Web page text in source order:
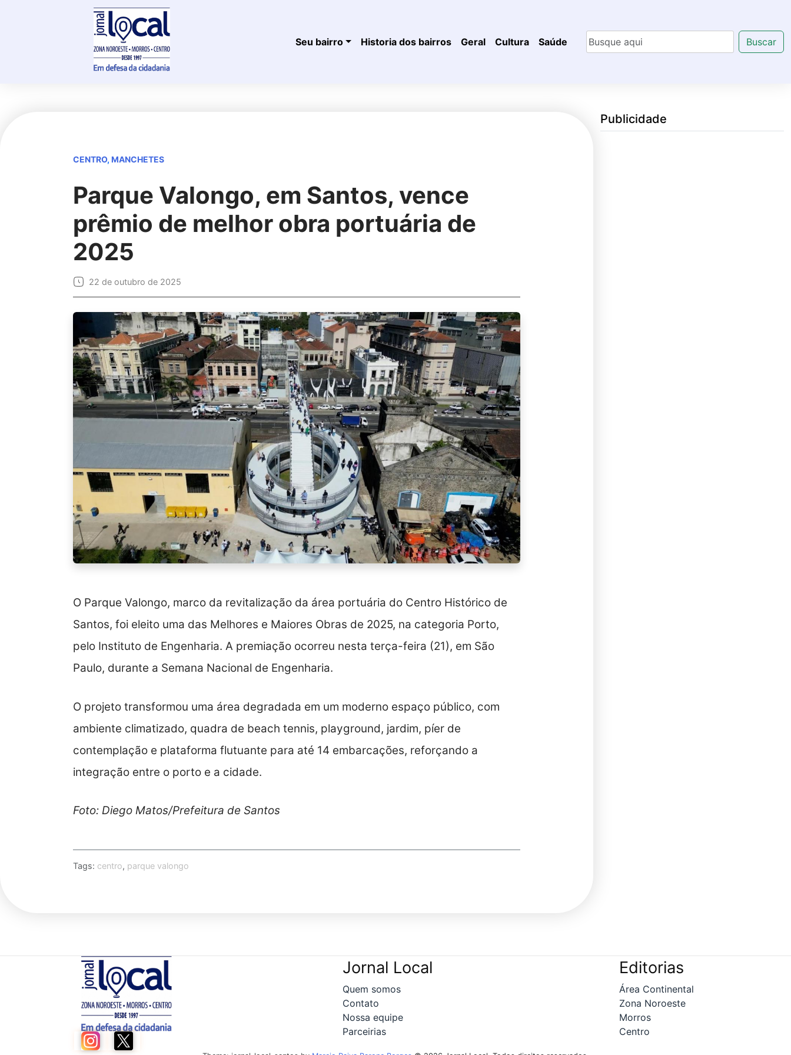
Seu bairro Historia dos bairros Geral Cultura Saúde Buscar
CENTRO, MANCHETES
Parque Valongo, em Santos, vence
prêmio de melhor obra portuária de
2025
22 de outubro de 2025
O Parque Valongo, marco da revitalização da área portuária do Centro Histórico de
Santos, foi eleito uma das Melhores e Maiores Obras de 2025, na categoria Porto,
pelo Instituto de Engenharia. A premiação ocorreu nesta terça-feira (21), em São
Paulo, durante a Semana Nacional de Engenharia.
O projeto transformou uma área degradada em um moderno espaço público, com
ambiente climatizado, quadra de beach tennis, playground, jardim, píer de
contemplação e plataforma flutuante para até 14 embarcações, reforçando a
integração entre o porto e a cidade.
Foto: Diego Matos/Prefeitura de Santos
Tags: centro, parque valongo
Publicidade
Jornal Local
Quem somos
Contato
Nossa equipe
Parceirias
Editorias
Área Continental
Zona Noroeste
Morros
Centro